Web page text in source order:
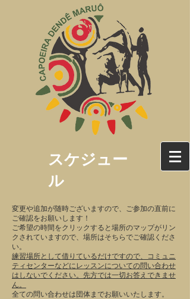
スケジュー
ル
変更や追加が随時ございますので、ご参加の直前に
ご確認をお願いします！
ご希望の時間をクリックすると場所のマップがリン
クされていますので、場所はそちらでご確認くださ
い。
練習場所として借りているだけですので、コミュニ
ティセンターなどにレッスンについての問い合わせ
はしないでください。先方では一切お答えできませ
ん。
全ての問い合わせは団体までお願いいたします。